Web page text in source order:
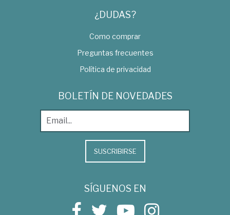
¿DUDAS?
Como comprar
Preguntas frecuentes
Política de privacidad
BOLETÍN DE NOVEDADES
SUSCRIBIRSE
SÍGUENOS EN